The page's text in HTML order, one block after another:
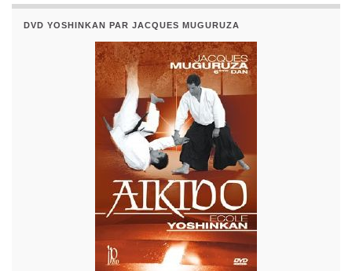
DVD YOSHINKAN PAR JACQUES MUGURUZA